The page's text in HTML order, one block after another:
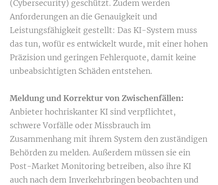
(Cybersecurity) geschützt. Zudem werden
Anforderungen an die Genauigkeit und
Leistungsfähigkeit gestellt: Das KI-System muss
das tun, wofür es entwickelt wurde, mit einer hohen
Präzision und geringen Fehlerquote, damit keine
unbeabsichtigten Schäden entstehen.
Meldung und Korrektur von Zwischenfällen:
Anbieter hochriskanter KI sind verpflichtet,
schwere Vorfälle oder Missbrauch im
Zusammenhang mit ihrem System den zuständigen
Behörden zu melden. Außerdem müssen sie ein
Post-Market Monitoring betreiben, also ihre KI
auch nach dem Inverkehrbringen beobachten und